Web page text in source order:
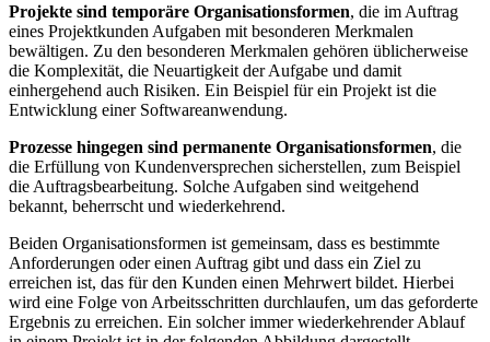
Projekte sind temporäre Organisationsformen, die im Auftrag
eines Projektkunden Aufgaben mit besonderen Merkmalen
bewältigen. Zu den besonderen Merkmalen gehören üblicherweise
die Komplexität, die Neuartigkeit der Aufgabe und damit
einhergehend auch Risiken. Ein Beispiel für ein Projekt ist die
Entwicklung einer Softwareanwendung.
Prozesse hingegen sind permanente Organisationsformen, die
die Erfüllung von Kundenversprechen sicherstellen, zum Beispiel
die Auftragsbearbeitung. Solche Aufgaben sind weitgehend
bekannt, beherrscht und wiederkehrend.
Beiden Organisationsformen ist gemeinsam, dass es bestimmte
Anforderungen oder einen Auftrag gibt und dass ein Ziel zu
erreichen ist, das für den Kunden einen Mehrwert bildet. Hierbei
wird eine Folge von Arbeitsschritten durchlaufen, um das geforderte
Ergebnis zu erreichen. Ein solcher immer wiederkehrender Ablauf